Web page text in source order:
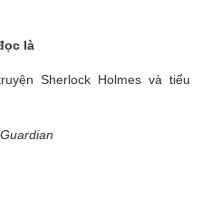
là
Sherlock Holmes và tiểu